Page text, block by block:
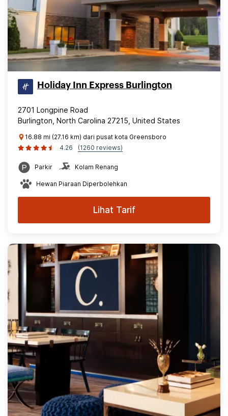
Holiday Inn Express Burlington
2701 Longpine Road
Burlington, North Carolina 27215, United States
16.88 mi (27.16 km) dari pusat kota Greensboro
4.26
(1260 reviews)
Parkir Kolam Renang
Hewan Piaraan Diperbolehkan
Lihat Tarif